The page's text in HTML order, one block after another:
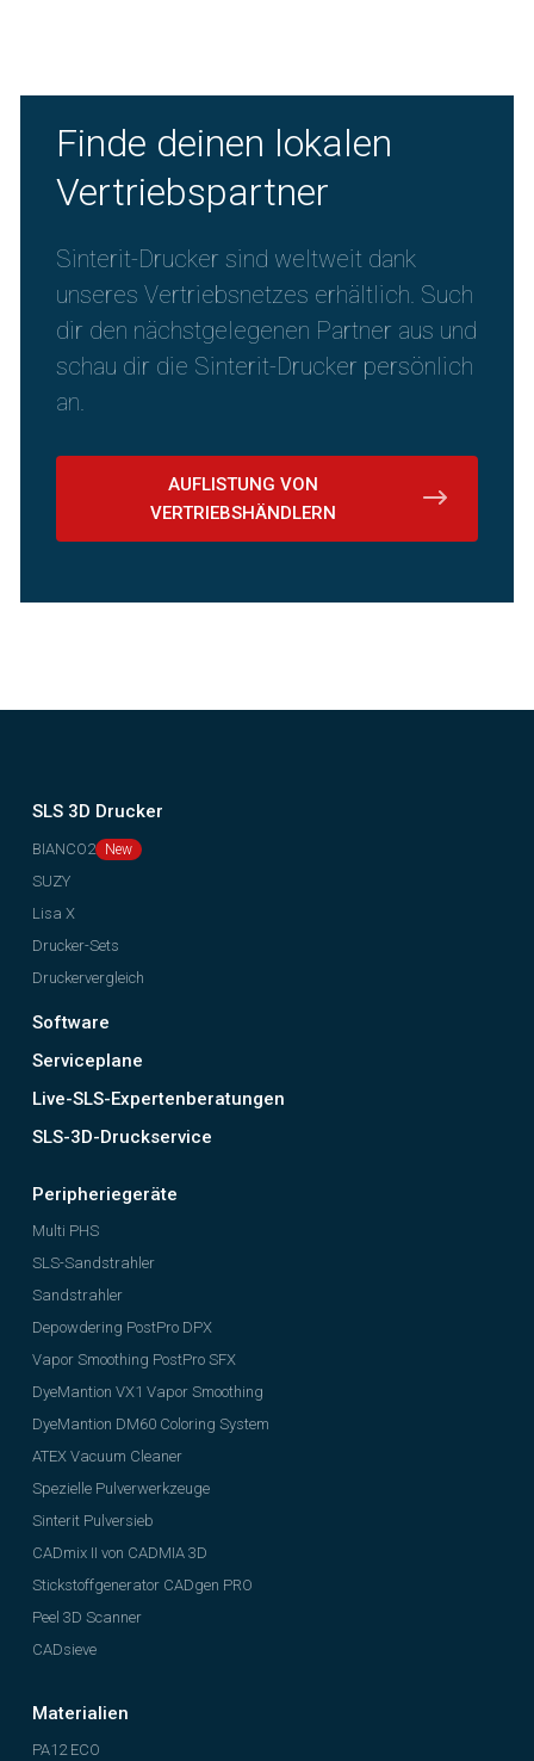
Finde deinen lokalen
Vertriebspartner
Sinterit-Drucker sind weltweit dank
unseres Vertriebsnetzes erhältlich. Such
dir den nächstgelegenen Partner aus und
schau dir die Sinterit-Drucker persönlich
an.
AUFLISTUNG VON
VERTRIEBSHÄNDLERN
SLS 3D Drucker
BIANCO2
SUZY
Lisa X
Drucker-Sets
Druckervergleich
Software
Serviceplane
Live-SLS-Expertenberatungen
SLS-3D-Druckservice
Peripheriegeräte
Multi PHS
SLS-Sandstrahler
Sandstrahler
Depowdering PostPro DPX
Vapor Smoothing PostPro SFX
DyeMantion VX1 Vapor Smoothing
DyeMantion DM60 Coloring System
ATEX Vacuum Cleaner
Spezielle Pulverwerkzeuge
Sinterit Pulversieb
CADmix II von CADMIA 3D
Stickstoffgenerator CADgen PRO
Peel 3D Scanner
CADsieve
Materialien
PA12 ECO